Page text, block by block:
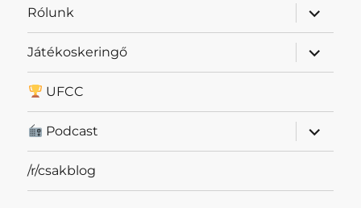
Rólunk
almenü
Játékoskeringő
almenü
UFCC
Podcast
almenü
/r/csakblog